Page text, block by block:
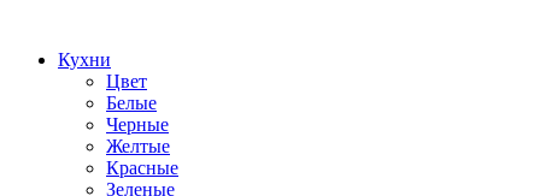
Кухни
Цвет
Белые
Черные
Желтые
Красные
Зеленые